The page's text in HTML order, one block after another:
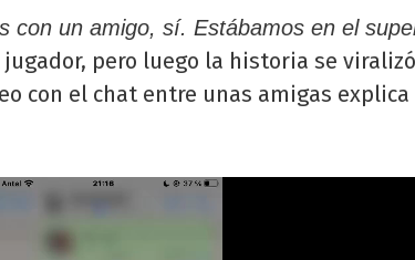
con un amigo, sí. Estábamos en el
jugador, pero luego la historia se
con el chat entre unas amigas